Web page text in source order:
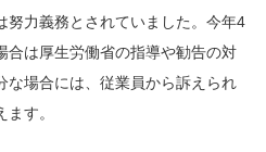
努力義務とされていました。今年4
合は厚生労働省の指導や勧告の対
な場合には、従業員から訴えられ
す。